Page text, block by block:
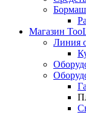
Магазин
Линия